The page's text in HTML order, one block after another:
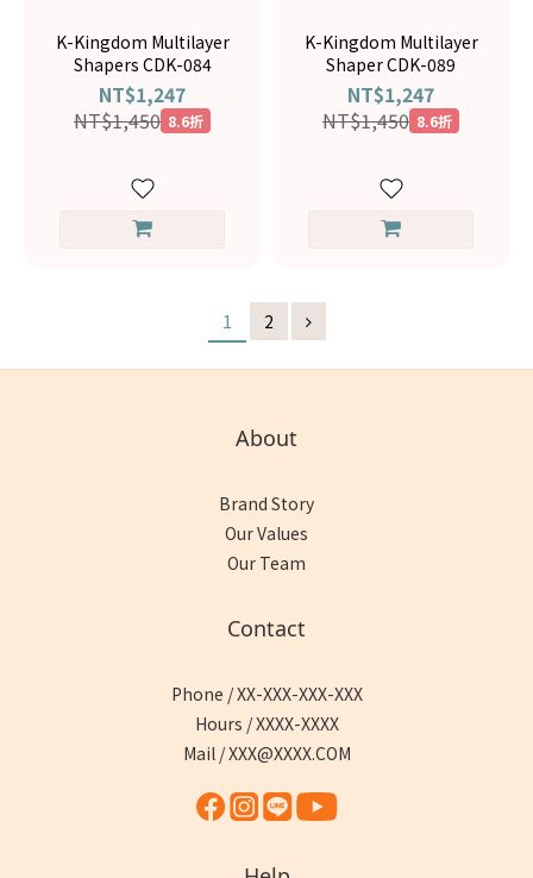
K-Kingdom Multilayer
Shapers CDK-084
NT$1,247
NT$1,450 8.6折
K-Kingdom Multilayer
Shaper CDK-089
NT$1,247
NT$1,450 8.6折
1 2
About
Brand Story
Our Values
Our Team
Contact
Phone / XX-XXX-XXX-XXX
Hours / XXXX-XXXX
Mail / XXX@XXXX.COM